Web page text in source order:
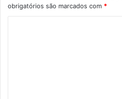
obrigatórios são marcados com *